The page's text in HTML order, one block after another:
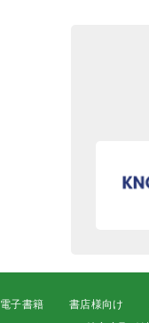
電子書籍 書店様向け